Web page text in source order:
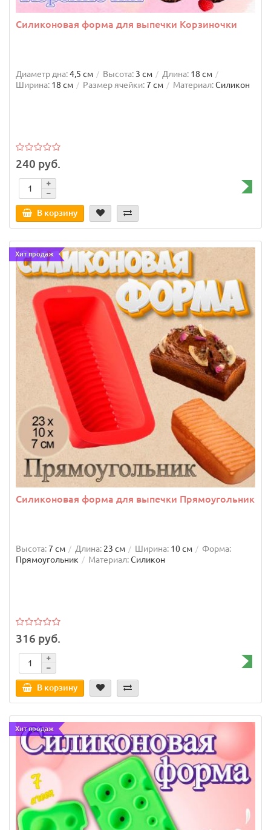
Силиконовая форма для выпечки Корзиночки
Диаметр дна:4,5 см Высота: 3 см Длина: 18 см
Ширина: 18 см Размер ячейки:7 см Материал:Силикон
240 руб.
В корзину
Хит продаж
Силиконовая форма для выпечки Прямоугольник
Высота:7 см Длина: 23 см Ширина: 10 см
Форма:
Прямоугольник
Материал:Силикон
316 руб.
В корзину
Хит продаж